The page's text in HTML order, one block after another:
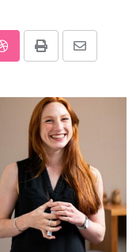
StumbleUpon
Print
Share
Email